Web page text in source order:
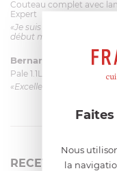
Couteau complet avec
Expert
«Je suis satisfaite du
début mais ça le fait. La
Bernard le 23/06/2026
Pale 1.1L pour Glacier
«Excellent: produit et
RECEVEZ LA
Nous
la